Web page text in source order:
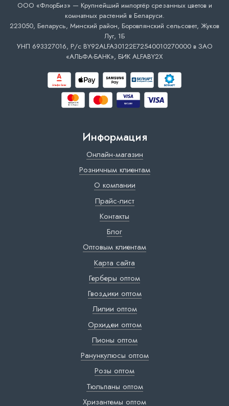
ООО «ФлорБиз» — Крупнейший импортёр срезанных цветов и
комнатных растений в Беларуси.
223050, Беларусь, Минский район, Боровлянский сельсовет, Жуков
Луг, 1Б
УНП 693327016, Р/с BY92ALFA30122E72540010270000 в ЗАО
«АЛЬФА-БАНК», БИК ALFABY2X
Информация
Онлайн-магазин
Розничным клиентам
О компании
Прайс-лист
Контакты
Блог
Оптовым клиентам
Карта сайта
Герберы оптом
Гвоздики оптом
Лилии оптом
Орхидеи оптом
Пионы оптом
Ранункулюсы оптом
Розы оптом
Тюльпаны оптом
Хризантемы оптом